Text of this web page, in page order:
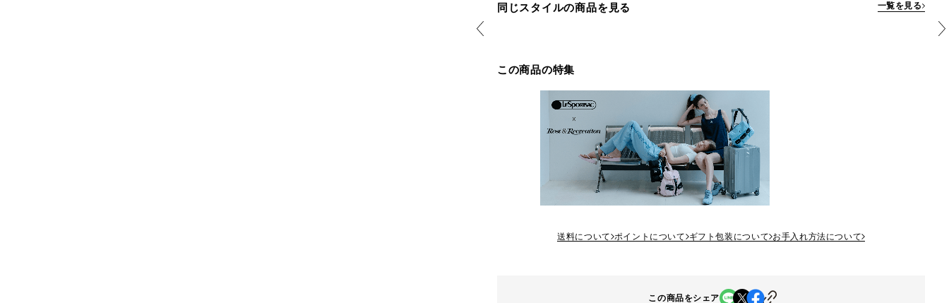
同じスタイルの商品を見る 一覧を見る
この商品の特集
送料について ポイントについて ギフト包装について お手入れ方法について
この商品をシェア